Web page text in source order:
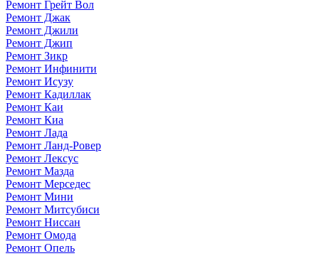
Ремонт Грейт Вол
Ремонт Джак
Ремонт Джили
Ремонт Джип
Ремонт Зикр
Ремонт Инфинити
Ремонт Исузу
Ремонт Кадиллак
Ремонт Каи
Ремонт Киа
Ремонт Лада
Ремонт Ланд-Ровер
Ремонт Лексус
Ремонт Мазда
Ремонт Мерседес
Ремонт Мини
Ремонт Митсубиси
Ремонт Ниссан
Ремонт Омода
Ремонт Опель